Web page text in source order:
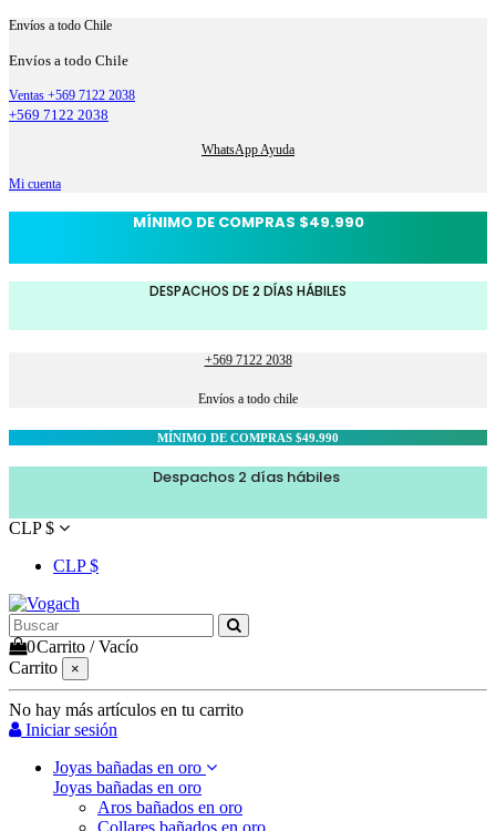
Envíos a todo Chile
Envíos a todo Chile
Ventas +569 7122 2038
+569 7122 2038
WhatsApp Ayuda
Mi cuenta
MÍNIMO DE COMPRAS $49.990
DESPACHOS DE 2 DÍAS HÁBILES
+569 7122 2038
Envíos a todo chile
MÍNIMO DE COMPRAS $49.990
Despachos 2 días hábiles
CLP $
CLP $
0Carrito /Vacío
Carrito
×
No hay más artículos en tu carrito
Iniciar sesión
Joyas bañadas en oro
Joyas bañadas en oro
Aros bañados en oro
Collares bañados en oro